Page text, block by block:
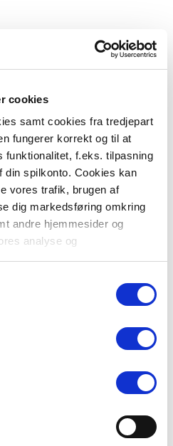
cookies
samt cookies fra tredjepart
fungerer korrekt og til at
funktionalitet, f.eks. tilpasning
din spilkonto. Cookies kan
vores trafik, brugen af
dig markedsføring omkring
andre hjemmesider og
analyse og
brug af cookies under
videre til vores Cookiepolitik,